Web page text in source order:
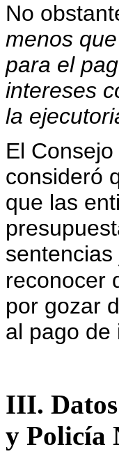
No
menos
para el
intereses
la
El
consideró
que las
reconocer
por gozar
al pago de
III.
y Policía